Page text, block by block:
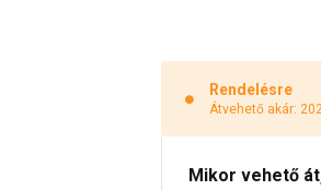
Rendelésre
Átvehető akár:
Mikor vehető